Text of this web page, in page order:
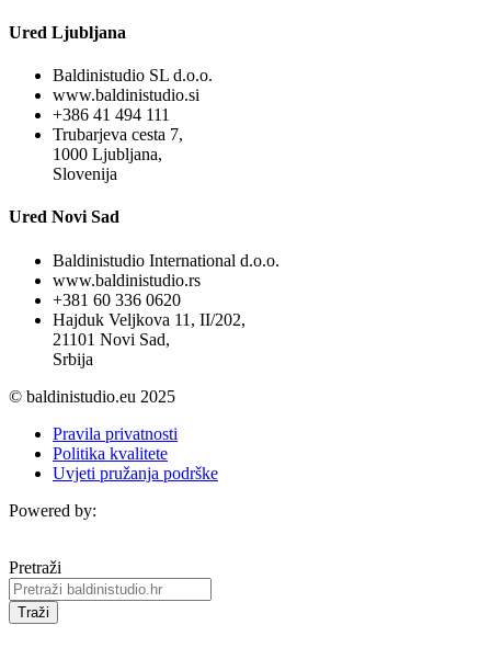
Ured Ljubljana
Baldinistudio SL d.o.o.
www.baldinistudio.si
+386 41 494 111
Trubarjeva cesta 7,
1000 Ljubljana,
Slovenija
Ured Novi Sad
Baldinistudio International d.o.o.
www.baldinistudio.rs
+381 60 336 0620
Hajduk Veljkova 11, II/202,
21101 Novi Sad,
Srbija
© baldinistudio.eu 2025
Pravila privatnosti
Politika kvalitete
Uvjeti pružanja podrške
Powered by:
Pretraži
Traži